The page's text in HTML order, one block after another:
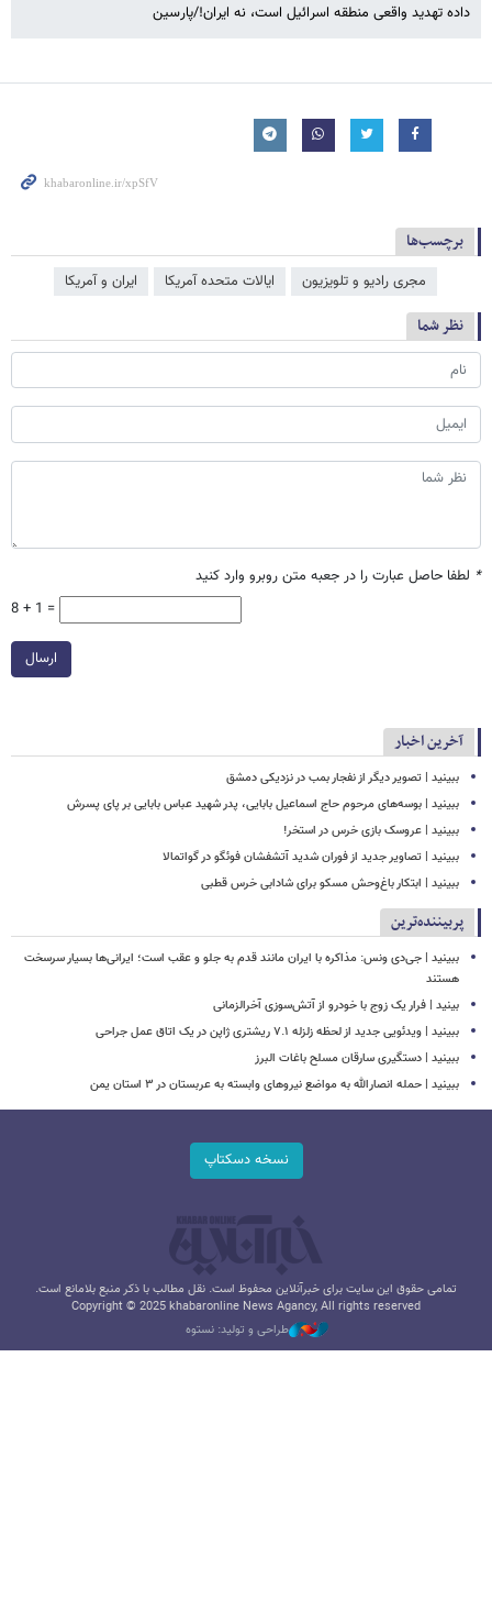
داده تهدید واقعی منطقه اسرائیل است، نه ایران!/پارسین
برچسب‌ها
مجری رادیو و تلویزیون ایالات متحده آمریکا ایران و آمریکا
نظر شما
* لطفا حاصل عبارت را در جعبه متن روبرو وارد کنید
8 + 1 =
ارسال
آخرین اخبار
ببینید | تصویر دیگر از نفجار بمب در نزدیکی دمشق
ببینید | بوسه‌های مرحوم حاج اسماعیل بابایی، پدر شهید عباس بابایی بر پای پسرش
ببینید | عروسک بازی خرس در استخر!
ببینید | تصاویر جدید از فوران شدید آتشفشان فوئگو در گواتمالا
ببینید | ابتکار باغ‌وحش مسکو برای شادابی خرس قطبی
پربیننده‌ترین
ببینید | جی‌دی ونس: مذاکره با ایران مانند قدم به جلو و عقب است؛ ایرانی‌ها بسیار سرسخت
هستند
بینید | فرار یک زوج با خودرو از آتش‌سوزی آخرالزمانی
ببینید | ویدئویی جدید از لحظه زلزله ۷.۱ ریشتری ژاپن در یک اتاق عمل جراحی
ببینید | دستگیری سارقان مسلح باغات البرز
ببینید | حمله انصارالله به مواضع نیروهای وابسته به عربستان در ۳ استان یمن
نسخه دسکتاپ
تمامی حقوق این سایت برای خبرآنلاین محفوظ است. نقل مطالب با ذکر منبع بلامانع است.
Copyright © 2025 khabaronline News Agancy, All rights reserved
طراحی و تولید: نستوه